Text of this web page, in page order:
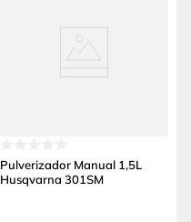
Pulverizador Manual 1,5L
Husqvarna 301SM